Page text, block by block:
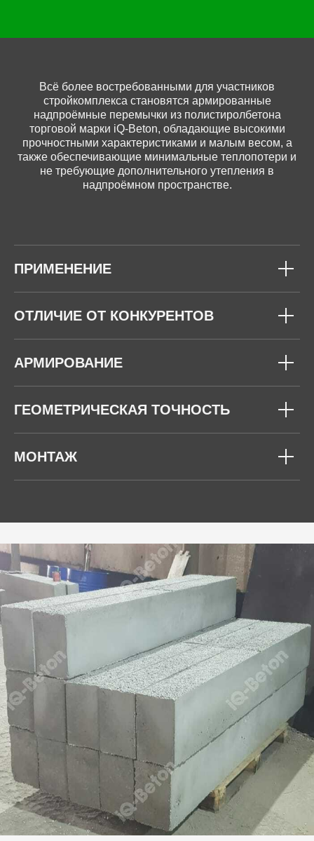
Всё более востребованными для участников
стройкомплекса становятся армированные
надпроёмные перемычки из полистиролбетона
торговой марки iQ-Beton, обладающие высокими
прочностными характеристиками и малым весом, а
также обеспечивающие минимальные теплопотери и
не требующие дополнительного утепления в
надпроёмном пространстве.
ПРИМЕНЕНИЕ
ОТЛИЧИЕ ОТ КОНКУРЕНТОВ
АРМИРОВАНИЕ
ГЕОМЕТРИЧЕСКАЯ ТОЧНОСТЬ
МОНТАЖ